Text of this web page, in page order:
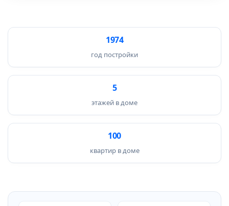
1974
год постройки
5
этажей в доме
100
квартир в доме